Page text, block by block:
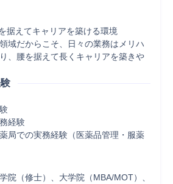
据えてキャリアを築ける環境
域だからこそ、日々の業務はメリハ
、腰を据えて長くキャリアを築きや
経験
局での実務経験（医薬品管理・服薬
院（修士）、大学院（MBA/MOT）、